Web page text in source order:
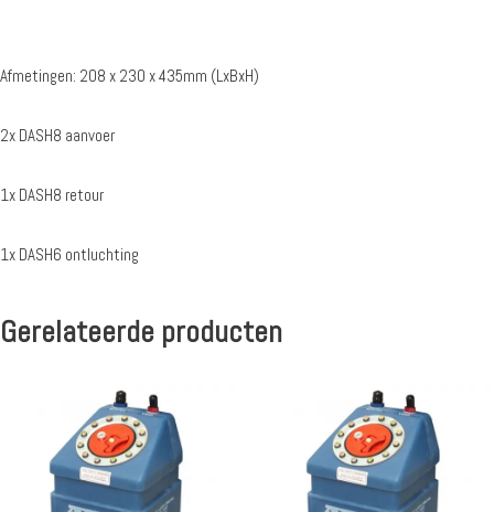
Afmetingen: 208 x 230 x 435mm (LxBxH)
2x DASH8 aanvoer
1x DASH8 retour
1x DASH6 ontluchting
Gerelateerde producten